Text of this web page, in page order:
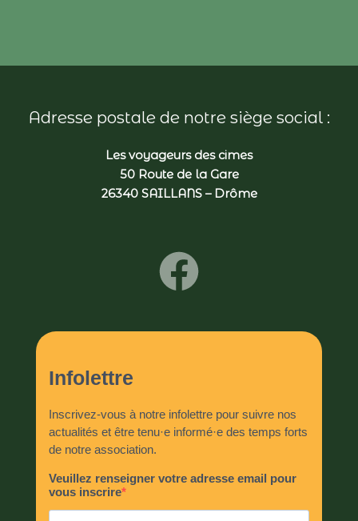
Adresse postale de notre siège social :
Les voyageurs des cimes
50 Route de la Gare
26340 SAILLANS – Drôme